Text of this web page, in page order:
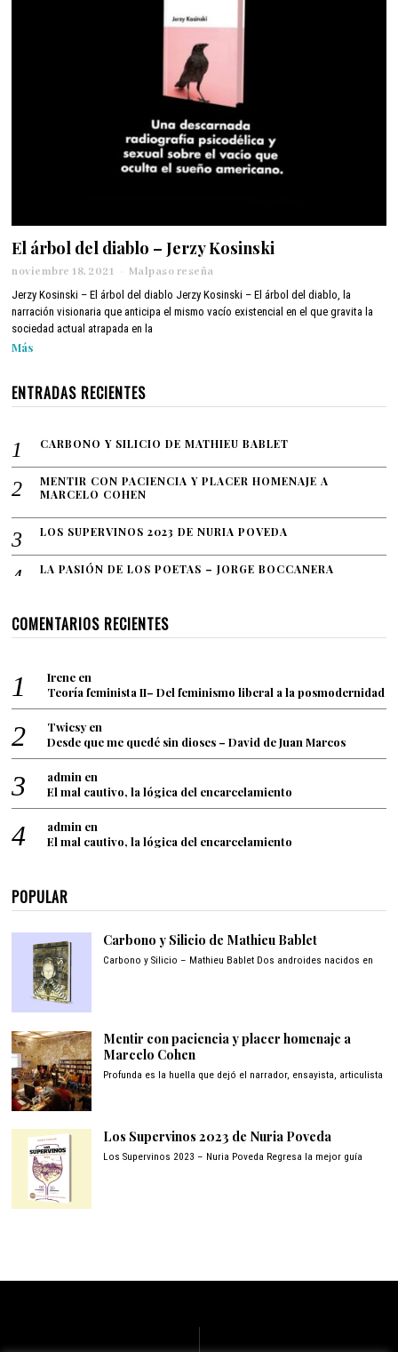
El árbol del diablo – Jerzy Kosinski
noviembre 18, 2021
i
l
,
2
2
Malpaso reseña
Jerzy Kosinski – El árbol del diablo Jerzy Kosinski – El árbol del diablo, la
narración visionaria que anticipa el mismo vacío existencial en el que gravita la
sociedad actual atrapada en la
Más
ENTRADAS RECIENTES
CARBONO Y SILICIO DE MATHIEU BABLET
MENTIR CON PACIENCIA Y PLACER HOMENAJE A
MARCELO COHEN
LOS SUPERVINOS 2023 DE NURIA POVEDA
LA PASIÓN DE LOS POETAS – JORGE BOCCANERA
COMENTARIOS RECIENTES
Irene en
Teoría feminista II– Del feminismo liberal a la posmodernidad
Twicsy en
Desde que me quedé sin dioses – David de Juan Marcos
admin en
El mal cautivo, la lógica del encarcelamiento
admin en
El mal cautivo, la lógica del encarcelamiento
POPULAR
Carbono y Silicio de Mathieu Bablet
Carbono y Silicio – Mathieu Bablet Dos androides nacidos en
Mentir con paciencia y placer homenaje a
Marcelo Cohen
Profunda es la huella que dejó el narrador, ensayista, articulista
Los Supervinos 2023 de Nuria Poveda
Los Supervinos 2023 – Nuria Poveda Regresa la mejor guía